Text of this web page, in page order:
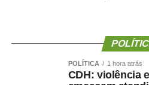
certidões negativas.
A Secretaria Municipal de
POLÍTICA 1 hora atrás
CDH: violência